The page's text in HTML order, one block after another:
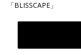
「BLISSCAPE」